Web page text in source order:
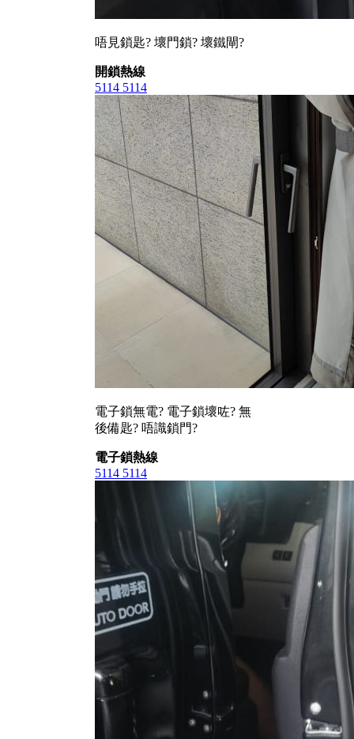
唔見鎖匙? 壞門鎖? 壞鐵閘?
開鎖熱線
5114 5114
電子鎖無電? 電子鎖壞咗? 無
後備匙? 唔識鎖門?
電子鎖熱線
5114 5114